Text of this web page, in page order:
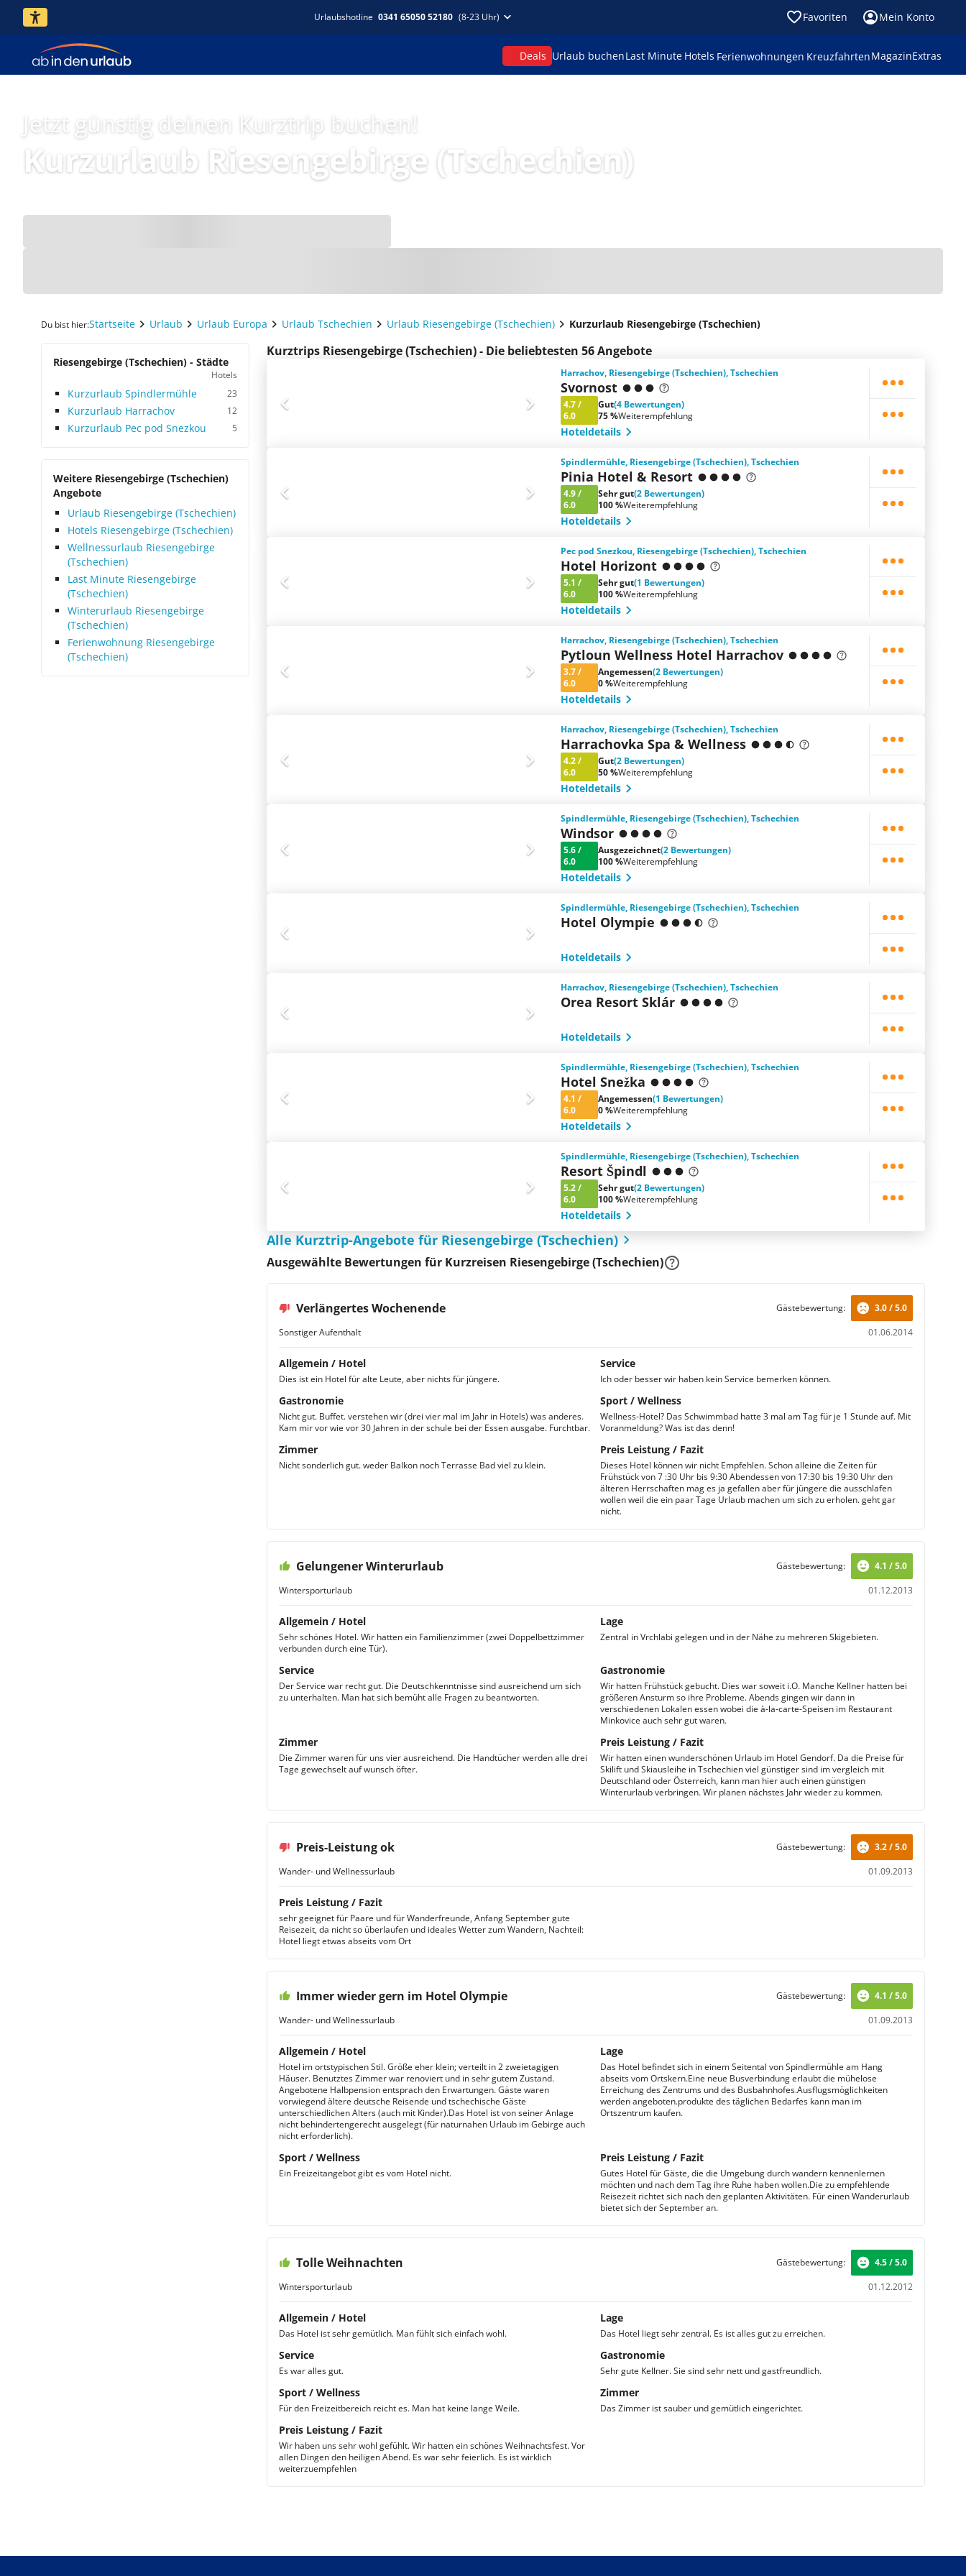
Urlaubshotline 0341 65050 52180 (8-23 Uhr) Favoriten Mein Konto
Deals Urlaub buchenLast Minute Hotels Ferienwohnungen KreuzfahrtenMagazinExtras
Jetzt günstig deinen Kurztrip buchen!
Kurzurlaub Riesengebirge (Tschechien)
Du bist hier:Startseite Urlaub Urlaub Europa Urlaub Tschechien Urlaub Riesengebirge (Tschechien) Kurzurlaub Riesengebirge (Tschechien)
Riesengebirge (Tschechien) - Städte
Hotels
Kurzurlaub Spindlermühle 23
Kurzurlaub Harrachov 12
Kurzurlaub Pec pod Snezkou 5
Weitere Riesengebirge (Tschechien)
Angebote
Urlaub Riesengebirge (Tschechien)
Hotels Riesengebirge (Tschechien)
Wellnessurlaub Riesengebirge
(Tschechien)
Last Minute Riesengebirge
(Tschechien)
Winterurlaub Riesengebirge
(Tschechien)
Ferienwohnung Riesengebirge
(Tschechien)
Kurztrips Riesengebirge (Tschechien) - Die beliebtesten 56 Angebote
Harrachov, Riesengebirge (Tschechien), Tschechien
Svornost
4.7/
6.0
Gut(4 Bewertungen)
75 %Weiterempfehlung
Hoteldetails
Spindlermühle, Riesengebirge (Tschechien), Tschechien
Pinia Hotel & Resort
4.9/
6.0
Sehr gut(2 Bewertungen)
100 %Weiterempfehlung
Hoteldetails
Pec pod Snezkou, Riesengebirge (Tschechien), Tschechien
Hotel Horizont
5.1 /
6.0
Sehr gut(1 Bewertungen)
100 %Weiterempfehlung
Hoteldetails
Harrachov, Riesengebirge (Tschechien), Tschechien
Pytloun Wellness Hotel Harrachov
3.7/
6.0
Angemessen(2 Bewertungen)
0 %Weiterempfehlung
Hoteldetails
Harrachov, Riesengebirge (Tschechien), Tschechien
Harrachovka Spa & Wellness
4.2/
6.0
Gut(2 Bewertungen)
50 %Weiterempfehlung
Hoteldetails
Spindlermühle, Riesengebirge (Tschechien), Tschechien
Windsor
5.6/
6.0
Ausgezeichnet(2 Bewertungen)
100 %Weiterempfehlung
Hoteldetails
Spindlermühle, Riesengebirge (Tschechien), Tschechien
Hotel Olympie
Hoteldetails
Harrachov, Riesengebirge (Tschechien), Tschechien
Orea Resort Sklár
Hoteldetails
Spindlermühle, Riesengebirge (Tschechien), Tschechien
Hotel Snežka
4.1 /
6.0
Angemessen(1 Bewertungen)
0 %Weiterempfehlung
Hoteldetails
Spindlermühle, Riesengebirge (Tschechien), Tschechien
Resort Špindl
5.2/
6.0
Sehr gut(2 Bewertungen)
100 %Weiterempfehlung
Hoteldetails
Alle Kurztrip-Angebote für Riesengebirge (Tschechien)
Ausgewählte Bewertungen für Kurzreisen Riesengebirge (Tschechien)
Verlängertes Wochenende
Sonstiger Aufenthalt 01.06.2014
Gästebewertung: 3.0 / 5.0
Allgemein / Hotel
Dies ist ein Hotel für alte Leute, aber nichts für jüngere.
Service
Ich oder besser wir haben kein Service bemerken können.
Gastronomie
Nicht gut. Buffet. verstehen wir (drei vier mal im Jahr in Hotels) was anderes.
Kam mir vor wie vor 30 Jahren in der schule bei der Essen ausgabe. Furchtbar.
Sport / Wellness
Wellness-Hotel? Das Schwimmbad hatte 3 mal am Tag für je 1 Stunde auf. Mit
Voranmeldung? Was ist das denn!
Zimmer
Nicht sonderlich gut. weder Balkon noch Terrasse Bad viel zu klein.
Preis Leistung / Fazit
Dieses Hotel können wir nicht Empfehlen. Schon alleine die Zeiten für
Frühstück von 7 :30 Uhr bis 9:30 Abendessen von 17:30 bis 19:30 Uhr den
älteren Herrschaften mag es ja gefallen aber für jüngere die ausschlafen
wollen weil die ein paar Tage Urlaub machen um sich zu erholen. geht gar
nicht.
Gelungener Winterurlaub
Wintersporturlaub 01.12.2013
Gästebewertung: 4.1 / 5.0
Allgemein / Hotel
Sehr schönes Hotel. Wir hatten ein Familienzimmer (zwei Doppelbettzimmer
verbunden durch eine Tür).
Lage
Zentral in Vrchlabi gelegen und in der Nähe zu mehreren Skigebieten.
Service
Der Service war recht gut. Die Deutschkenntnisse sind ausreichend um sich
zu unterhalten. Man hat sich bemüht alle Fragen zu beantworten.
Gastronomie
Wir hatten Frühstück gebucht. Dies war soweit i.O. Manche Kellner hatten bei
größeren Ansturm so ihre Probleme. Abends gingen wir dann in
verschiedenen Lokalen essen wobei die à-la-carte-Speisen im Restaurant
Minkovice auch sehr gut waren.
Zimmer
Die Zimmer waren für uns vier ausreichend. Die Handtücher werden alle drei
Tage gewechselt auf wunsch öfter.
Preis Leistung / Fazit
Wir hatten einen wunderschönen Urlaub im Hotel Gendorf. Da die Preise für
Skilift und Skiausleihe in Tschechien viel günstiger sind im vergleich mit
Deutschland oder Österreich, kann man hier auch einen günstigen
Winterurlaub verbringen. Wir planen nächstes Jahr wieder zu kommen.
Preis-Leistung ok
Wander- und Wellnessurlaub 01.09.2013
Gästebewertung: 3.2 / 5.0
Preis Leistung / Fazit
sehr geeignet für Paare und für Wanderfreunde, Anfang September gute
Reisezeit, da nicht so überlaufen und ideales Wetter zum Wandern, Nachteil:
Hotel liegt etwas abseits vom Ort
Immer wieder gern im Hotel Olympie
Wander- und Wellnessurlaub 01.09.2013
Gästebewertung: 4.1 / 5.0
Allgemein / Hotel
Hotel im ortstypischen Stil. Größe eher klein; verteilt in 2 zweietagigen
Häuser. Benutztes Zimmer war renoviert und in sehr gutem Zustand.
Angebotene Halbpension entsprach den Erwartungen. Gäste waren
vorwiegend ältere deutsche Reisende und tschechische Gäste
unterschiedlichen Alters (auch mit Kinder).Das Hotel ist von seiner Anlage
nicht behindertengerecht ausgelegt (für naturnahen Urlaub im Gebirge auch
nicht erforderlich).
Lage
Das Hotel befindet sich in einem Seitental von Spindlermühle am Hang
abseits vom Ortskern.Eine neue Busverbindung erlaubt die mühelose
Erreichung des Zentrums und des Busbahnhofes.Ausflugsmöglichkeiten
werden angeboten.produkte des täglichen Bedarfes kann man im
Ortszentrum kaufen.
Sport / Wellness
Ein Freizeitangebot gibt es vom Hotel nicht.
Preis Leistung / Fazit
Gutes Hotel für Gäste, die die Umgebung durch wandern kennenlernen
möchten und nach dem Tag ihre Ruhe haben wollen.Die zu empfehlende
Reisezeit richtet sich nach den geplanten Aktivitäten. Für einen Wanderurlaub
bietet sich der September an.
Tolle Weihnachten
Wintersporturlaub 01.12.2012
Gästebewertung: 4.5 / 5.0
Allgemein / Hotel
Das Hotel ist sehr gemütlich. Man fühlt sich einfach wohl.
Lage
Das Hotel liegt sehr zentral. Es ist alles gut zu erreichen.
Service
Es war alles gut.
Gastronomie
Sehr gute Kellner. Sie sind sehr nett und gastfreundlich.
Sport / Wellness
Für den Freizeitbereich reicht es. Man hat keine lange Weile.
Zimmer
Das Zimmer ist sauber und gemütlich eingerichtet.
Preis Leistung / Fazit
Wir haben uns sehr wohl gefühlt. Wir hatten ein schönes Weihnachtsfest. Vor
allen Dingen den heiligen Abend. Es war sehr feierlich. Es ist wirklich
weiterzuempfehlen